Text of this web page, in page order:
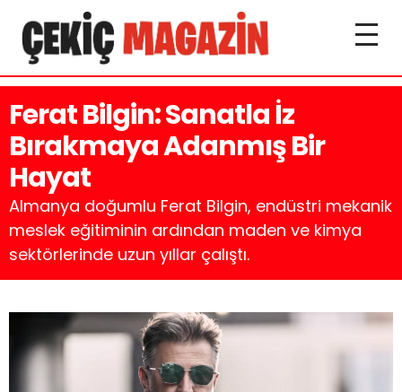
Ferat Bilgin: Sanatla İz
Bırakmaya Adanmış Bir
Hayat
Almanya doğumlu Ferat Bilgin, endüstri mekanik
meslek eğitiminin ardından maden ve kimya
sektörlerinde uzun yıllar çalıştı.